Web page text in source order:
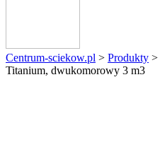
Centrum-sciekow.pl > Produkty >
Titanium, dwukomorowy 3 m3